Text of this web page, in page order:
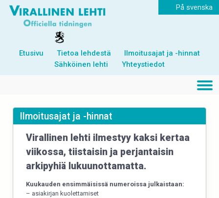
På svenska
Etusivu Tietoa lehdestä
Ilmoitusajat ja -hinnat
Sähköinen lehti
Yhteystiedot
Ilmoitusajat ja -hinnat
Virallinen lehti ilmestyy kaksi kertaa
viikossa, tiistaisin ja perjantaisin
arkipyhiä lukuunottamatta.
Kuukauden ensimmäisissä numeroissa julkaistaan:
– asiakirjan kuolettamiset